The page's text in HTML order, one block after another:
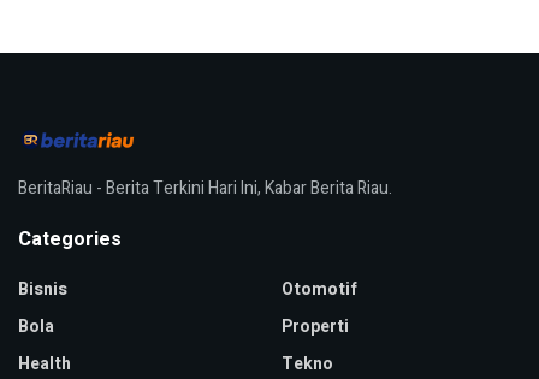
BeritaRiau - Berita Terkini Hari Ini, Kabar Berita Riau.
Categories
Bisnis
Bola
Health
Otomotif
Properti
Tekno